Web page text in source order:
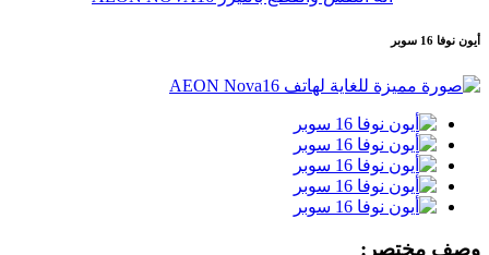
أيون نوفا 16 سوبر
وصف مختصر: